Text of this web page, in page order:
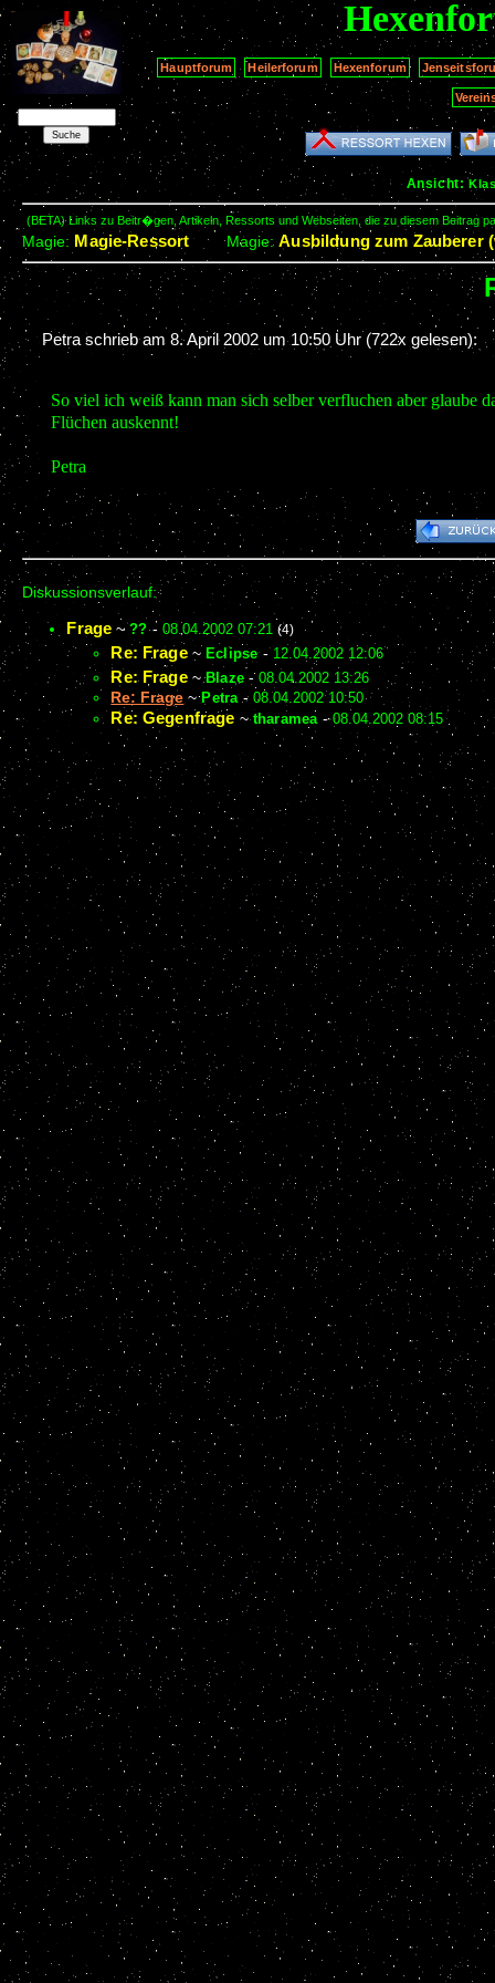
Hauptforum Heilerforum Hexenforum
Ansicht:
(BETA) Links zu Beitr�gen, Artikeln, Ressorts und Webseiten, die zu diesem Beitrag
Magie: Magie-Ressort Magie:Ausbildung zum Zauberer
Petra schrieb am8. April 2002 um 10:50 Uhr (722x gelesen):
So viel ich weiß kann man sich selber verfluchen aber glaube
Flüchen auskennt!
Petra
Diskussionsverlauf:
Frage ~??- 08.04.2002 07:21 (4)
Re: Frage~ Eclipse- 12.04.2002 12:06
Re: Frage~Blaze -08.04.2002 13:26
Re: Frage ~ Petra - 08.04.2002 10:50
Re: Gegenfrage ~tharamea -08.04.2002 08:15